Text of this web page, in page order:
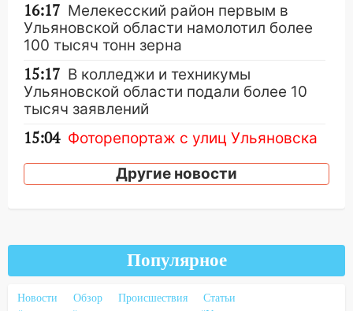
16:17 Мелекесский район первым в
Ульяновской области намолотил более
100 тысяч тонн зерна
15:17 В колледжи и техникумы
Ульяновской области подали более 10
тысяч заявлений
15:04 Фоторепортаж с улиц Ульяновска
затопленные улицы
14:26 Жители Ульяновска сами
пытаются расчистить ливнёвки, не
Другие новости
Популярное
Новости Обзор Происшествия
Статьи